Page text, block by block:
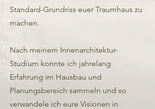
Standard-Grundriss euer Traumhaus zu
machen.
Nach meinem Innenarchitektur-
Studium konnte ich jahrelang
Erfahrung im Hausbau und
Planungsbereich sammeln und so
verwandele ich eure Visionen in